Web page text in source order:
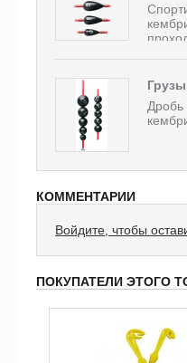
КОММЕНТАРИИ
Войдите, чтобы
ПОКУПАТЕЛИ ЭТОГО